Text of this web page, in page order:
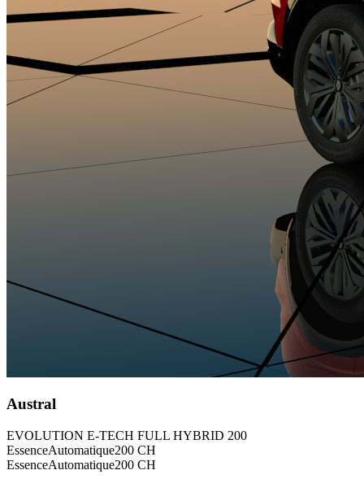
Austral
EVOLUTION E-TECH FULL HYBRID 200
EssenceAutomatique200 CH
EssenceAutomatique200 CH